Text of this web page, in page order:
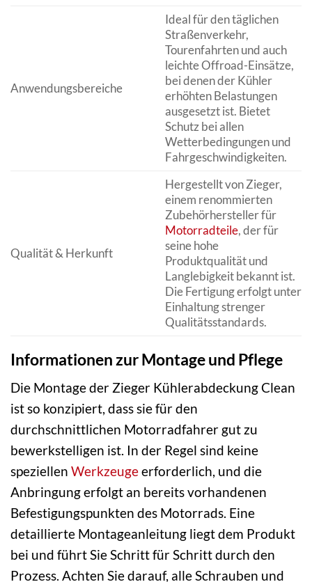
Anwendungsbereiche
Ideal für den täglichen
Straßenverkehr,
Tourenfahrten und auch
leichte Offroad-Einsätze,
bei denen der Kühler
erhöhten Belastungen
ausgesetzt ist. Bietet
Schutz bei allen
Wetterbedingungen und
Fahrgeschwindigkeiten.
Qualität & Herkunft
Hergestellt von Zieger,
einem renommierten
Zubehörhersteller für
Motorradteile, der für
seine hohe
Produktqualität und
Langlebigkeit bekannt ist.
Die Fertigung erfolgt unter
Einhaltung strenger
Qualitätsstandards.
Informationen zur Montage und Pflege
Die Montage der Zieger Kühlerabdeckung Clean
ist so konzipiert, dass sie für den
durchschnittlichen Motorradfahrer gut zu
bewerkstelligen ist. In der Regel sind keine
speziellen Werkzeugeerforderlich, und die
Anbringung erfolgt an bereits vorhandenen
Befestigungspunkten des Motorrads. Eine
detaillierte Montageanleitung liegt dem Produkt
bei und führt Sie Schritt für Schritt durch den
Prozess. Achten Sie darauf, alle Schrauben und